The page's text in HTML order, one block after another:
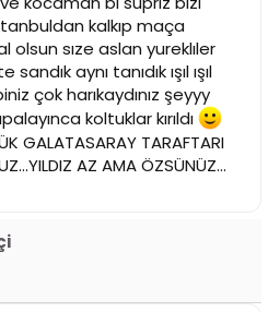
kalkıp maça
olsun sıze aslan yureklıler
aynı tanıdık ışıl ışıl
çok harıkaydınız şeyyy
koltuklar kırıldı
GALATASARAY TARAFTARI
AZ AMA ÖZSÜNÜZ...